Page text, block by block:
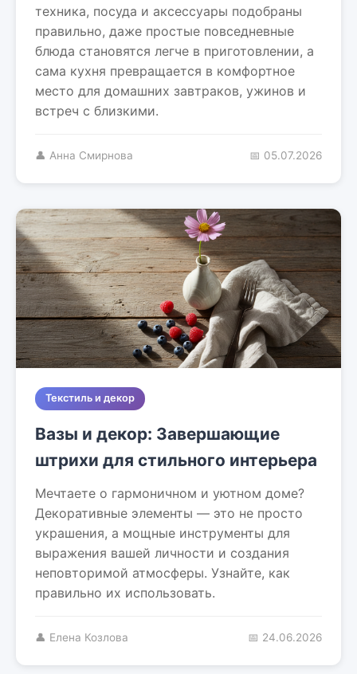
техника, посуда и аксессуары подобраны
правильно, даже простые повседневные
блюда становятся легче в приготовлении, а
сама кухня превращается в комфортное
место для домашних завтраков, ужинов и
встреч с близкими.
👤 Анна Смирнова 📅 05.07.2026
Текстиль и декор
Вазы и декор: Завершающие
штрихи для стильного интерьера
Мечтаете о гармоничном и уютном доме?
Декоративные элементы — это не просто
украшения, а мощные инструменты для
выражения вашей личности и создания
неповторимой атмосферы. Узнайте, как
правильно их использовать.
👤 Елена Козлова 📅 24.06.2026